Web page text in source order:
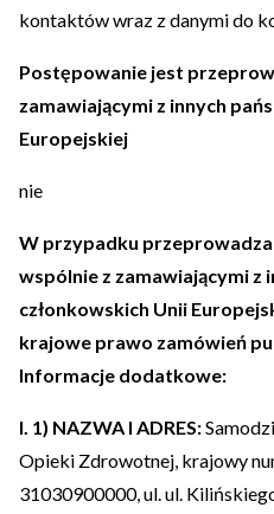
kontaktów wraz z danymi do
Postępowanie jest
zamawiającymi z innych
Europejskiej
nie
W przypadku
wspólnie z zamawiającymi z
członkowskich Unii
krajowe prawo zamówień
Informacje dodatkowe:
I. 1) NAZWA I ADRES:
Opieki Zdrowotnej, krajowy
31030900000, ul. ul.